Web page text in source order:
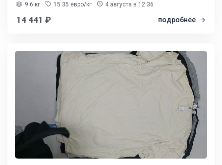
9.6 кг 15.35 евро/кг 4 августа в 12:36
14 441 ₽ подробнее